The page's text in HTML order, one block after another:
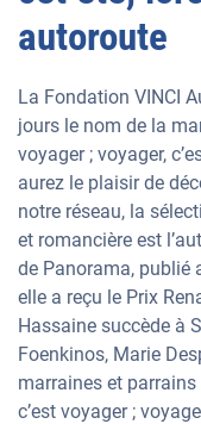
autoroute
La Fondation VINCI
jours le nom de la
voyager ; voyager,
aurez le plaisir de
notre réseau, la
et romancière est
de Panorama, publié
elle a reçu le Prix
Hassaine succède à
Foenkinos, Marie
marraines et
c’est voyager ;